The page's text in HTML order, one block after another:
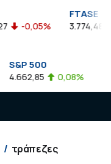
-0,05%
FTASE
3.774,48
S&P 500
4.662,85 0,08%
τράπεζες